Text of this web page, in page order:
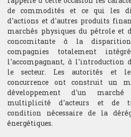
de commodités et ce qui les
d’actions et d’autres produits
marchés physiques du pétrole et
concomitante à la
compagnies totalement
l’accompagnant, à l’introduction
le secteur. Les autorités et
concurrence ont construit un
développement d’un
multiplicité d’acteurs et de
condition nécessaire de la
énergétiques.